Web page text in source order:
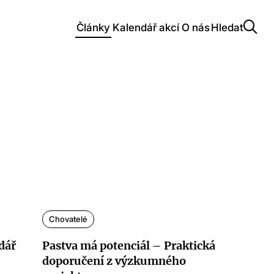
Články Kalendář akcí O násHledat
Chovatelé
Pastva má potenciál – Praktická
doporučení z výzkumného